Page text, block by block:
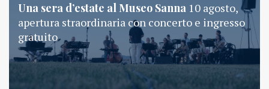
Una sera d’estate al Museo Sanna 10 agosto,
apertura straordinaria con concerto e ingresso
gratuito